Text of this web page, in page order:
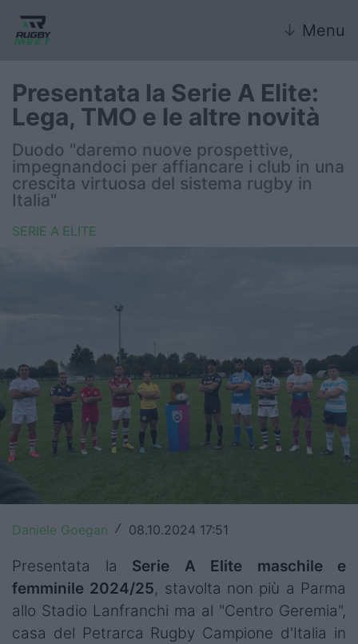
↓ Menu
Nazionale
Nazionali giovanili
Rugby Sevens
FIR
United Rugby Championship
Top14
Premiership
Champions Cup
World Rugby
Rugby World Cup
Super Rugby
Rugby in TV
Presentata la Serie A Elite:
Lega, TMO e le altre novità
Duodo "daremo nuove prospettive,
impegnandoci per affiancare i club in una
crescita virtuosa del sistema rugby in
Italia"
SERIE A ELITE
Daniele Goegan / 08.10.2024 17:51
Presentata la Serie A Elite maschile e
femminile 2024/25, stavolta non più a Parma
allo Stadio Lanfranchi ma al "Centro Geremia",
casa del Petrarca Rugby Campione d'Italia in